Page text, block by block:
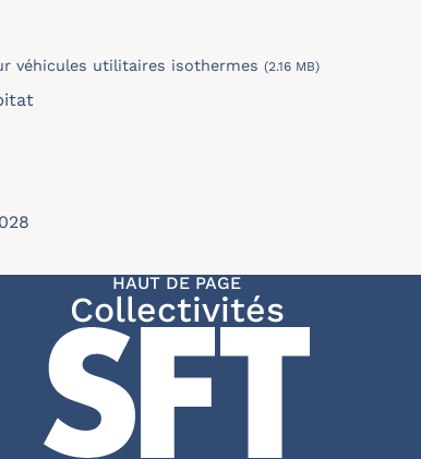
véhicules utilitaires isothermes (2.16 MB)
HAUT DE PAGE
Collectivités